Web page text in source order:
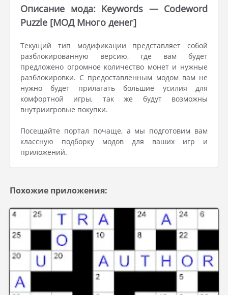
Описание мода: Keywords — Codeword
Puzzle [МОД Много денег]
Текущий тип модификации представляет собой
разблокированную версию, где вам будет
предложено огромное количество монет и нужные
разблокировки. С предоставленным модом вам не
нужно будет прилагать большие усилия для
комфортной игры, так же будут возможны
внутриигровые покупки.
Посещайте портал почаще, а мы подготовим вам
классную подборку модов для ваших игр и
приложений.
Похожие приложения: